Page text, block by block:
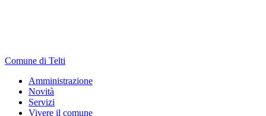
Comune di Telti
Amministrazione
Novità
Servizi
Vivere il comune